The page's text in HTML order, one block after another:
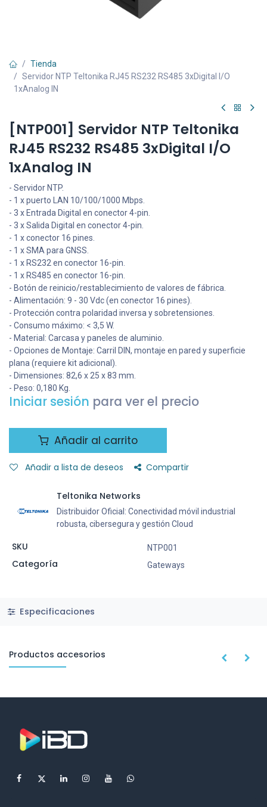
Tienda
Servidor NTP Teltonika RJ45 RS232 RS485 3xDigital I/O
1xAnalog IN
[NTP001] Servidor NTP Teltonika
RJ45 RS232 RS485 3xDigital I/O
1xAnalog IN
- Servidor NTP.
- 1 x puerto LAN 10/100/1000 Mbps.
- 3 x Entrada Digital en conector 4-pin.
- 3 x Salida Digital en conector 4-pin.
- 1 x conector 16 pines.
- 1 x SMA para GNSS.
- 1 x RS232 en conector 16-pin.
- 1 x RS485 en conector 16-pin.
- Botón de reinicio/restablecimiento de valores de fábrica.
- Alimentación: 9 - 30 Vdc (en conector 16 pines).
- Protección contra polaridad inversa y sobretensiones.
- Consumo máximo: < 3,5 W.
- Material: Carcasa y paneles de aluminio.
- Opciones de Montaje: Carril DIN, montaje en pared y superficie
plana (requiere kit adicional).
- Dimensiones: 82,6 x 25 x 83 mm.
- Peso: 0,180 Kg.
Iniciar sesión para ver el precio
Añadir al carrito
Añadir a lista de deseos Compartir
Teltonika Networks
Distribuidor Oficial: Conectividad móvil industrial
robusta, cibersegura y gestión Cloud
SKU NTP001
Categoría Gateways
Especificaciones
Productos accesorios